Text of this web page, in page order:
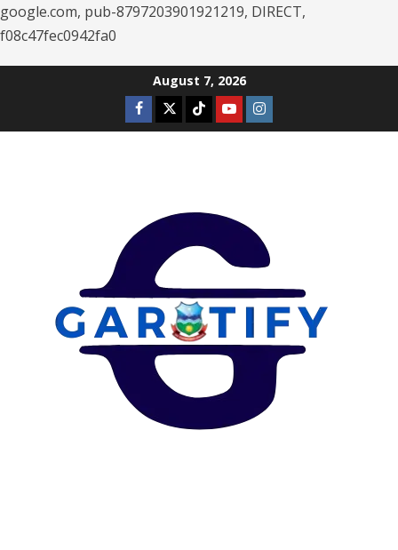
google.com, pub-8797203901921219, DIRECT,
f08c47fec0942fa0
August 7, 2026
Facebook
TwitterTiktokYoutubeInstagram